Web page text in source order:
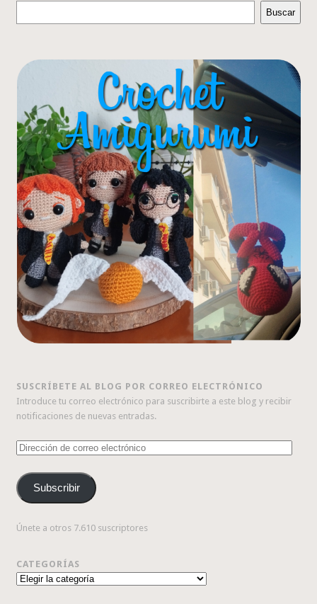
Buscar
SUSCRÍBETE AL BLOG POR CORREO ELECTRÓNICO
Introduce tu correo electrónico para suscribirte a este blog y recibir
notificaciones de nuevas entradas.
Dirección
correo
electrónico
Subscribir
Únete a otros 7.610 suscriptores
CATEGORÍAS
Categorías